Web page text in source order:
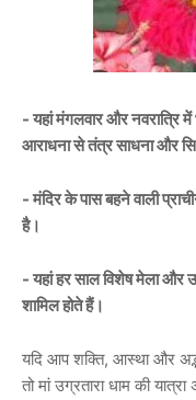
- यहां मंगलवार और नवरात्रि में
आराधना से तंत्र साधना और
- मंदिर के पास बहने वाली
है।
- यहां हर साल विशेष मेला और
शामिल होते हैं।
यदि आप शक्ति, आस्था और
तो मां उग्रतारा धाम की